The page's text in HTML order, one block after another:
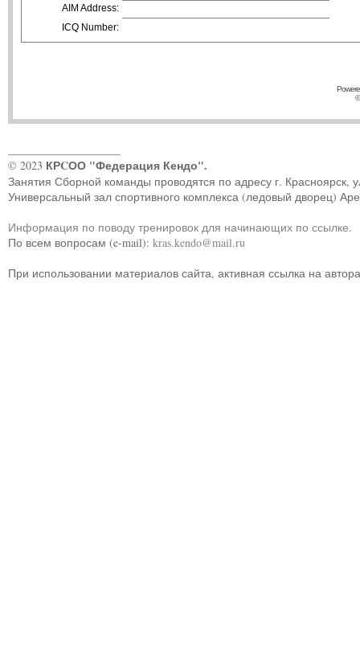
AIM Address:
ICQ Number:
© 2023 КРCОО "Федерация Кендо".
Занятия Сборной команды проводятся по адресу г. Красноярск,
Универсальный зал спортивного комплекса (ледовый дворец)
Информация по поводу тренировок для начинающих по ссылке.
По всем вопросам (e-mail): kras.kendo@mail.ru
При использовании материалов сайта, активная ссылка на